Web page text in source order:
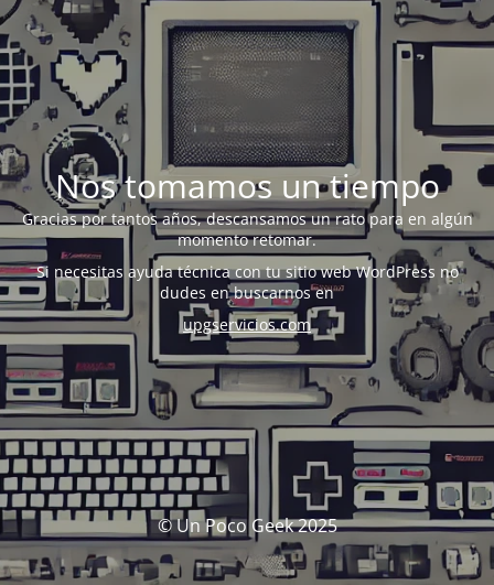
Nos tomamos un tiempo
Gracias por tantos años, descansamos un rato para en algún
momento retomar.
Si necesitas ayuda técnica con tu sitio web WordPress no
dudes en buscarnos en
upgservicios.com
© Un Poco Geek 2025